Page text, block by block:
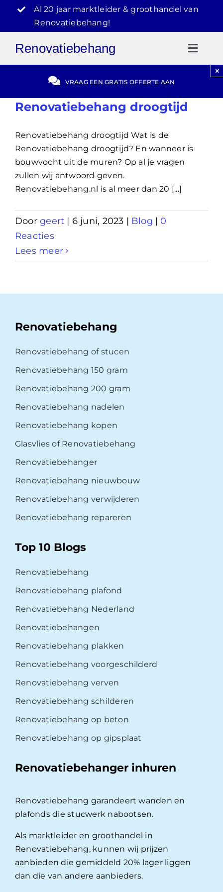
inhoud
Al 20 jaar marktleider & groothandel van
Renovatiebehang!
Renovatiebehang
Gratis Offerte
Blog
030-2072303
VRAAG EEN GRATIS OFFERTE AAN
×
Renovatiebehang droogtijd
Renovatiebehang droogtijd Wat is de
Renovatiebehang droogtijd? En wanneer is
bouwvocht uit de muren? Op al je vragen
zullen wij antwoord geven.
Renovatiebehang.nl is al meer dan 20 [...]
Doorgeert | 6 juni, 2023 | Blog | 0
Reacties
Lees meer
Renovatiebehang
Renovatiebehang of stucen
Renovatiebehang 150 gram
Renovatiebehang 200 gram
Renovatiebehang nadelen
Renovatiebehang kopen
Glasvlies of Renovatiebehang
Renovatiebehanger
Renovatiebehang nieuwbouw
Renovatiebehang verwijderen
Renovatiebehang repareren
Top 10 Blogs
Renovatiebehang
Renovatiebehang plafond
Renovatiebehang Nederland
Renovatiebehangen
Renovatiebehang plakken
Renovatiebehang voorgeschilderd
Renovatiebehang verven
Renovatiebehang schilderen
Renovatiebehang op beton
Renovatiebehang op gipsplaat
Renovatiebehanger inhuren
Renovatiebehang garandeert wanden en
plafonds die stucwerk nabootsen.
Als marktleider en groothandel in
Renovatiebehang, kunnen wij prijzen
aanbieden die gemiddeld 20% lager liggen
dan die van andere aanbieders.